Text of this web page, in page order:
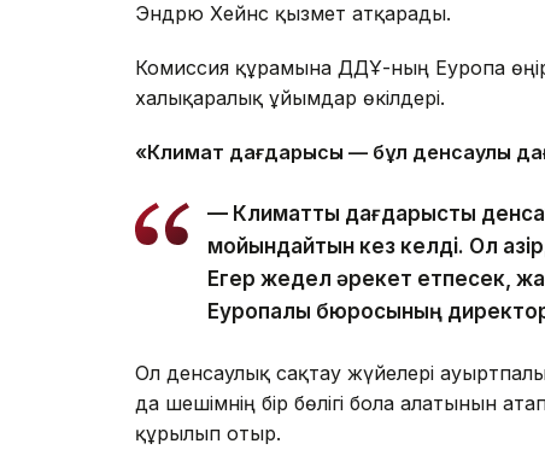
Эндрю Хейнс қызмет атқарады.
Комиссия құрамына ДДҰ-ның Еуропа
халықаралық ұйымдар өкілдері.
«Климат дағдарысы — бұл денсаулық
— Климаттық дағдарысты
мойындайтын кез келді. Ол
Егер жедел әрекет етпесек,
Еуропалық бюросының
Ол денсаулық сақтау жүйелері
да шешімнің бір бөлігі бола алатынын
құрылып отыр.